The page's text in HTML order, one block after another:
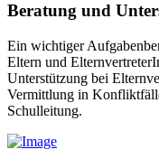
Beratung und
Ein wichtiger
Eltern und
Unterstützung bei
Vermittlung in
Schulleitung.